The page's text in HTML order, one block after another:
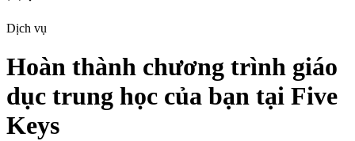
Dịch vụ
Hoàn thành chương trình giáo
dục trung học của bạn tại Five
Keys